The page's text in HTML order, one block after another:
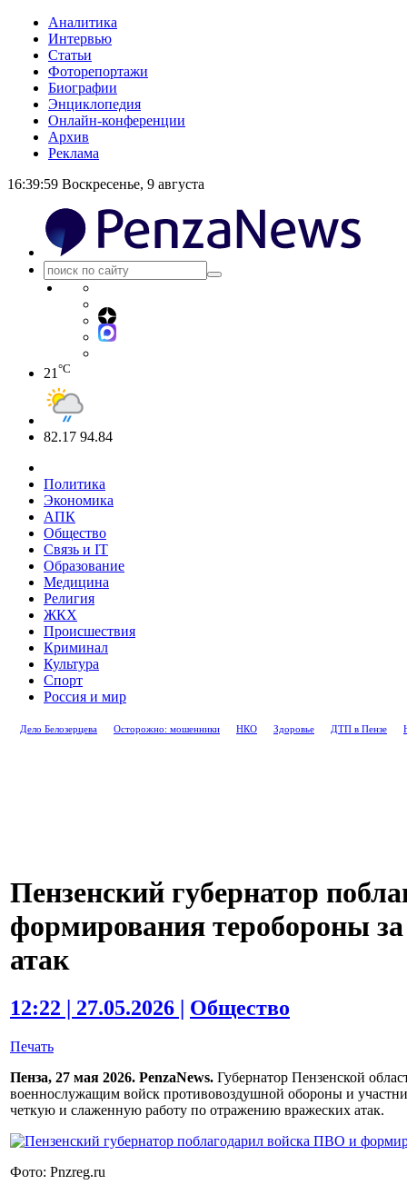
Аналитика
Интервью
Статьи
Фоторепортажи
Биографии
Энциклопедия
Онлайн-конференции
Архив
Реклама
16:39:59 Воскресенье, 9 августа
21 °C
82.17 94.84
Политика
Экономика
АПК
Общество
Связь и IT
Образование
Медицина
Религия
ЖКХ
Происшествия
Криминал
Культура
Спорт
Россия и мир
Дело Белозерцева Осторожно: мошенники НКО Здоровье ДТП в Пензе
Пензенский губернатор
формирования теробороны
атак
12:22 | 27.05.2026 | Общество
Печать
Пенза, 27 мая 2026. PenzaNews. Губернатор Пензенской
военнослужащим войск противовоздушной обороны и
четкую и слаженную работу по отражению вражеских атак.
Фото: Pnzreg.ru